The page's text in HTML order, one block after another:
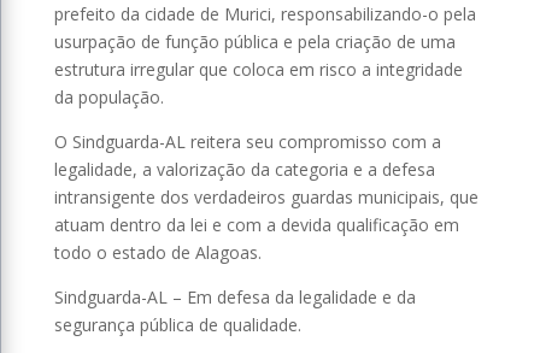
prefeito da cidade de Murici, responsabilizando-o pela
usurpação de função pública e pela criação de uma
estrutura irregular que coloca em risco a integridade
da população.
O Sindguarda-AL reitera seu compromisso com a
legalidade, a valorização da categoria e a defesa
intransigente dos verdadeiros guardas municipais, que
atuam dentro da lei e com a devida qualificação em
todo o estado de Alagoas.
Sindguarda-AL – Em defesa da legalidade e da
segurança pública de qualidade.